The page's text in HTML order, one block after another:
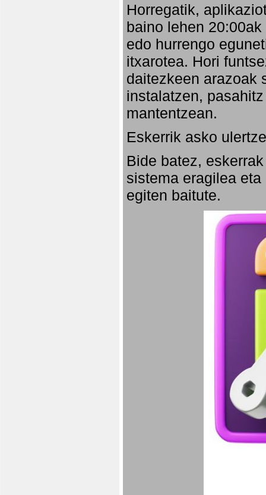
Horregatik,
baino lehen
edo hurrengo
itxarotea. Hori
daitezkeen arazoak
instalatzen,
mantentzean.
Eskerrik asko
Bide batez,
sistema eragilea
egiten baitute.